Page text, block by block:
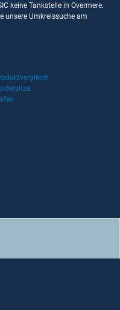
keine Tankstelle in Overmere.
unsere Umkreissuche am